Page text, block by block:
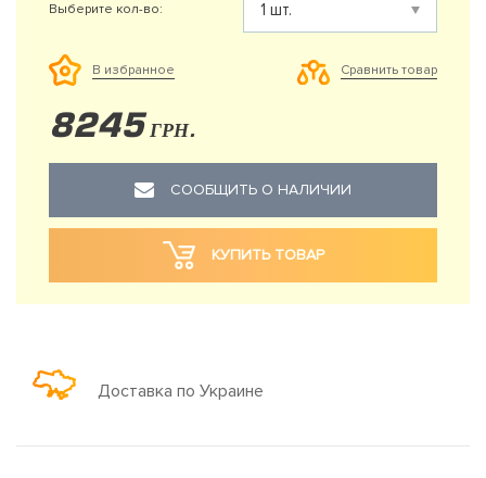
Выберите кол-во:
В избранное Сравнить товар
8245 ГРН.
СООБЩИТЬ О НАЛИЧИИ
КУПИТЬ ТОВАР
Доставка по Украине